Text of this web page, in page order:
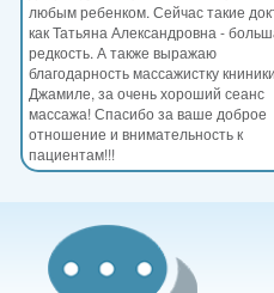
любым ребенком. Сейчас такие
как Татьяна Александровна -
редкость. А также выражаю
благодарность массажистку
Джамиле, за очень хороший сеанс
массажа! Спасибо за ваше доброе
отношение и внимательность к
пациентам!!!